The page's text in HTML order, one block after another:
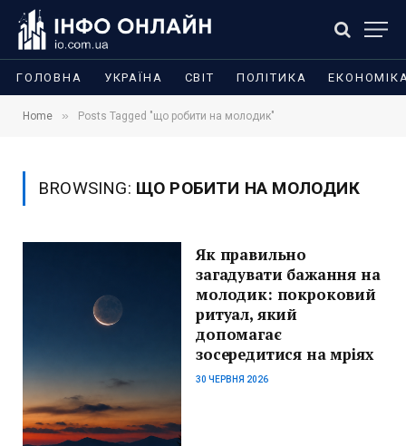
ГОЛОВНА УКРАЇНА СВІТ ПОЛІТИКА
Home » Posts Tagged "що робити на молодик"
BROWSING: ЩО РОБИТИ НА МОЛОДИК
Як правильно
загадувати бажання на
молодик: покроковий
ритуал, який
допомагає
зосередитися на мріях
30 ЧЕРВНЯ 2026